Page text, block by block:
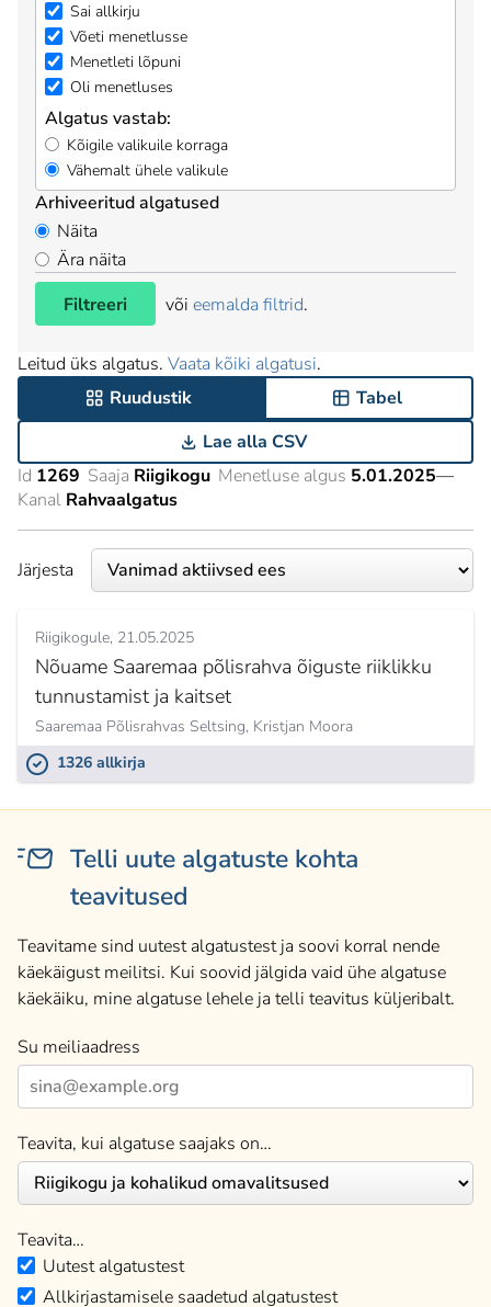
Sai allkirju
Võeti menetlusse
Menetleti lõpuni
Oli menetluses
Algatus vastab:
Kõigile valikuile korraga
Vähemalt ühele valikule
Arhiveeritud algatused
Näita
Ära näita
Filtreeri
või eemalda filtrid.
Leitud üks algatus. Vaata kõiki algatusi.
Ruudustik
Tabel
Lae alla CSV
Id 1269 Saaja Riigikogu Menetluse algus 5.01.2025—
Kanal Rahvaalgatus
Järjesta
Riigikogule 21.05.2025
Nõuame Saaremaa põlisrahva õiguste riiklikku
tunnustamist ja kaitset
Saaremaa Põlisrahvas Seltsing, Kristjan Moora
1326 allkirja
Telli uute algatuste kohta
teavitused
Teavitame sind uutest algatustest ja soovi korral nende
käekäigust meilitsi. Kui soovid jälgida vaid ühe algatuse
käekäiku, mine algatuse lehele ja telli teavitus küljeribalt.
Su meiliaadress
Teavita, kui algatuse saajaks on…
Teavita…
Uutest algatustest
Allkirjastamisele saadetud algatustest